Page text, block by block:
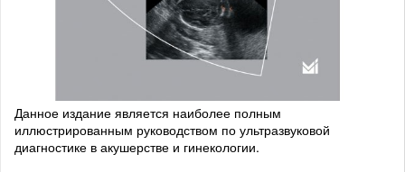
Данное издание является наиболее полным
иллюстрированным руководством по ультразвуковой
диагностике в акушерстве и гинекологии.